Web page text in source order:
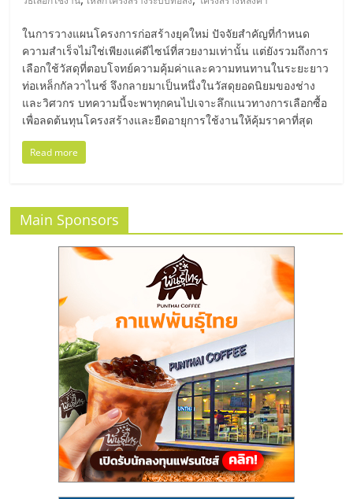
ไทย,
SMEs,
แฟ
รน
ไชส์,
ปรึกษา
แฟ
ไชส์,
รวม
ในการวางแผนโครงการก่อสร้างยุคใหม่ ปัจจัยสำคัญที่กำหนด
ความสำเร็จไม่ใช่เพียงแค่ดีไซน์ที่สวยงามเท่านั้น แต่ยังรวมถึงการ
เลือกใช้วัสดุที่ตอบโจทย์ความคุ้มค่าและความทนทานในระยะยาว
ท่อเหล็กกัลวาไนซ์ จึงกลายมาเป็นหนึ่งในวัสดุยอดนิยมของช่าง
และวิศวกร บทความนี้จะพาทุกคนไปเจาะลึกแนวทางการเลือกซื้อ
เพื่อลดต้นทุนโครงสร้างและยืดอายุการใช้งานให้คุ้มราคาที่สุด
Read more
Main Sponsors